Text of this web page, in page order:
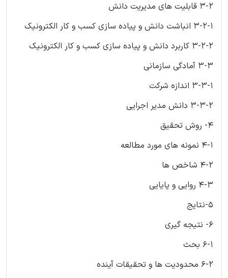
3-2 قابلیت های مدیریت دانش
3-2-1 انباشت دانش و پیاده سازی کسب و کار الکترونیک
3-2-2 کاربرد دانش و پیاده سازی کسب و کار الکترونیک
3-3 آمادگی سازمانی
3-3-1 اندازه شرکت
3-3-2 دانش مدیر اجرایی
4- روش تحقیق
4-1 نمونه های مورد مطالعه
4-2 شاخص ها
4-3 روایی و پایایی
5-نتایج
6- نتیجه گیری
6-1 بحث
6-2 محدودیت ها و تحقیقات آینده